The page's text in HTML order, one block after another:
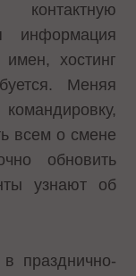
хостинг
Меняя
всем о смене
обновить
узнают об
празднично-